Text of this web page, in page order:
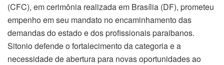
(CFC), em cerimônia realizada em Brasília (DF), prometeu
empenho em seu mandato no encaminhamento das
demandas do estado e dos profissionais paraibanos.
Sitonio defende o fortalecimento da categoria e a
necessidade de abertura para novas oportunidades ao